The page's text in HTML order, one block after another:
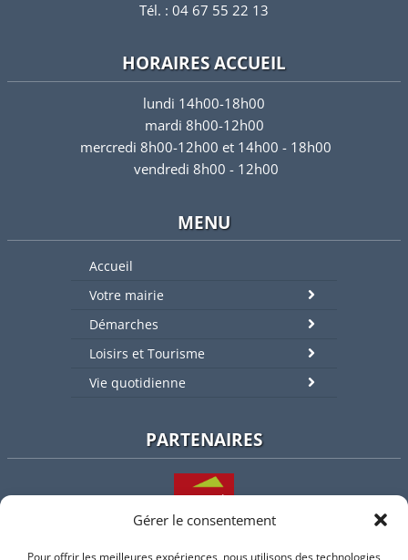
Gérer le consentement
Pour offrir les meilleures expériences, nous utilisons des technologies
Tél. : 04 67 55 22 13
HORAIRES ACCUEIL
lundi 14h00-18h00
mardi 8h00-12h00
mercredi 8h00-12h00 et 14h00 - 18h00
vendredi 8h00 - 12h00
MENU
Accueil
Votre mairie
Démarches
Loisirs et Tourisme
Vie quotidienne
PARTENAIRES